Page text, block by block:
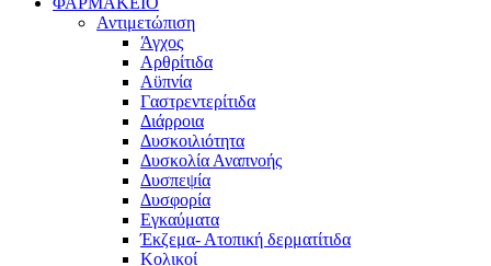
Αντιμετώπιση
Άγχος
Αρθρίτιδα
Αϋπνία
Γαστρεντερίτιδα
Διάρροια
Δυσκοιλιότητα
Δυσκολία Αναπνοής
Δυσπεψία
Δυσφορία
Εγκαύματα
Έκζεμα- Ατοπική δερματίτιδα
Κολικοί